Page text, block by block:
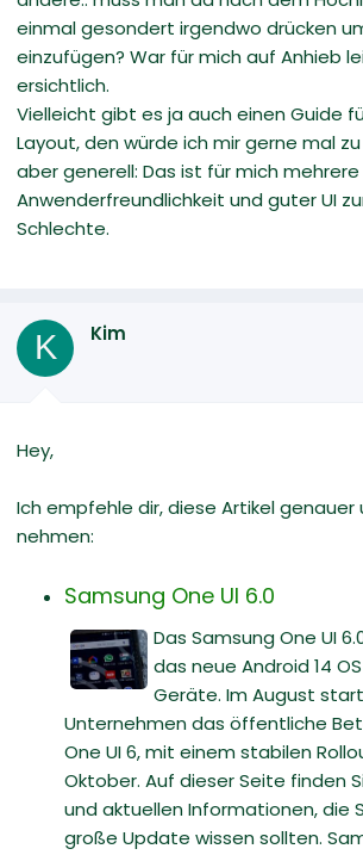
einmal gesondert irgendwo drücken
einzufügen? War für mich auf Anhieb
ersichtlich.
Vielleicht gibt es ja auch einen Guide
Layout, den würde ich mir gerne mal
aber generell: Das ist für mich
Anwenderfreundlichkeit und guter UI
Schlechte.
K Kim
Hey,
Ich empfehle dir, diese Artikel genauer
nehmen:
Samsung One UI 6.0
Das Samsung One UI
das neue Android 14
Geräte. Im August
Unternehmen das öffentliche
One UI 6, mit einem stabilen
Oktober. Auf dieser Seite finden
und aktuellen Informationen, die
große Update wissen sollten.